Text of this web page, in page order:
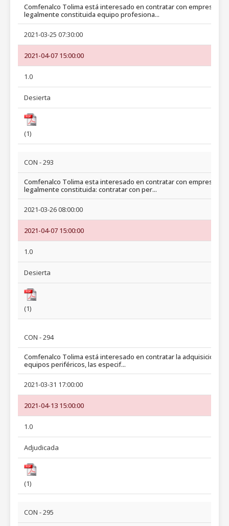
Comfenalco Tolima está interesado en contratar con empresa
legalmente constituida equipo profesiona...
2021-03-25 07:30:00
2021-04-07 15:00:00
1.0
Desierta
(1)
CON - 293
Comfenalco Tolima esta interesado en contratar con empresa
legalmente constituida: contratar con per...
2021-03-26 08:00:00
2021-04-07 15:00:00
1.0
Desierta
(1)
CON - 294
Comfenalco Tolima está interesado en contratar la adquisición de
equipos periféricos, las especif...
2021-03-31 17:00:00
2021-04-13 15:00:00
1.0
Adjudicada
(1)
CON - 295